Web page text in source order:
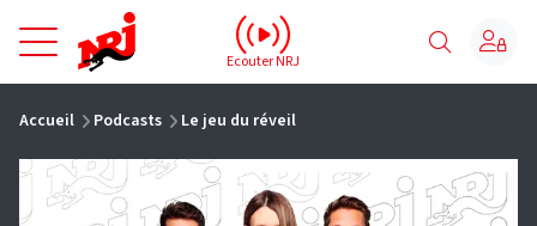
NRJ - Accueil
Ecouter NRJ
Accueil Podcasts Le jeu du réveil